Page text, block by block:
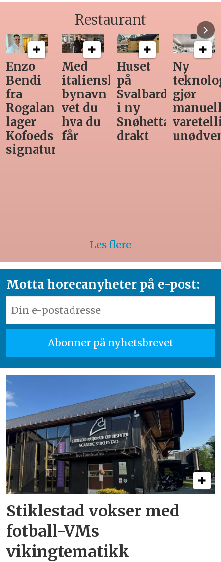
Restaurant
Med
italiensk
bynavn
vet du
hva du
får
Huset
på
Svalbard
i ny
Snøhetta-
drakt
Ny
teknologi
gjør
manuell
varetelling
unødvendig
Siste
Horeca-
før
Les flere
Motta horecanyheter på e-post:
Stiklestad vokser med
fotball-VMs
vikingtematikk